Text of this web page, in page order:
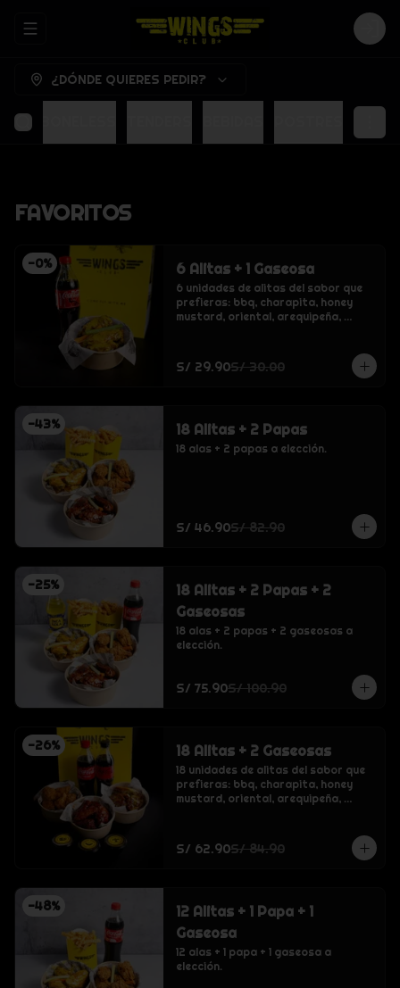
ABRIR MENU DE NAVEGACIÓN
¿DÓNDE QUIERES PEDIR?
FAVORITOS
-0% 6 Alitas + 1 Gaseosa
6 unidades de alitas del sabor que
prefieras: bbq, charapita, honey
mustard, oriental, arequipeña,
cola cero sin azucar, agua sin gas
san luis
S/ 29.90S/ 30.00
-43% 18 Alitas + 2 Papas
18 alas + 2 papas a elección.
S/ 46.90S/ 82.90
-25%
18 Alitas + 2 Papas + 2
Gaseosas
18 alas + 2 papas + 2 gaseosas a
elección.
S/ 75.90S/ 100.90
-26% 18 Alitas + 2 Gaseosas
18 unidades de alitas del sabor que
prefieras: bbq, charapita, honey
mustard, oriental, arequipeña,
cola cero sin azucar, agua sin gas
san luis
S/ 62.90S/ 84.90
-48%
12 Alitas + 1 Papa + 1
Gaseosa
12 alas + 1 papa + 1 gaseosa a
elección.